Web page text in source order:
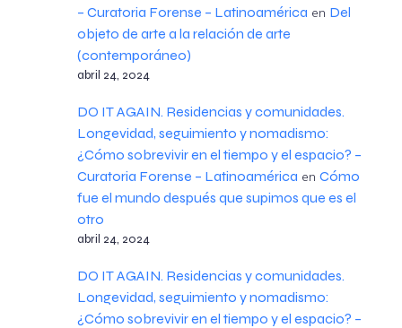
– Curatoria Forense – Latinoamérica en Del
objeto de arte a la relación de arte
(contemporáneo)
abril 24, 2024
DO IT AGAIN. Residencias y comunidades.
Longevidad, seguimiento y nomadismo:
¿Cómo sobrevivir en el tiempo y el espacio? –
Curatoria Forense – Latinoamérica en Cómo
fue el mundo después que supimos que es el
otro
abril 24, 2024
DO IT AGAIN. Residencias y comunidades.
Longevidad, seguimiento y nomadismo:
¿Cómo sobrevivir en el tiempo y el espacio? –